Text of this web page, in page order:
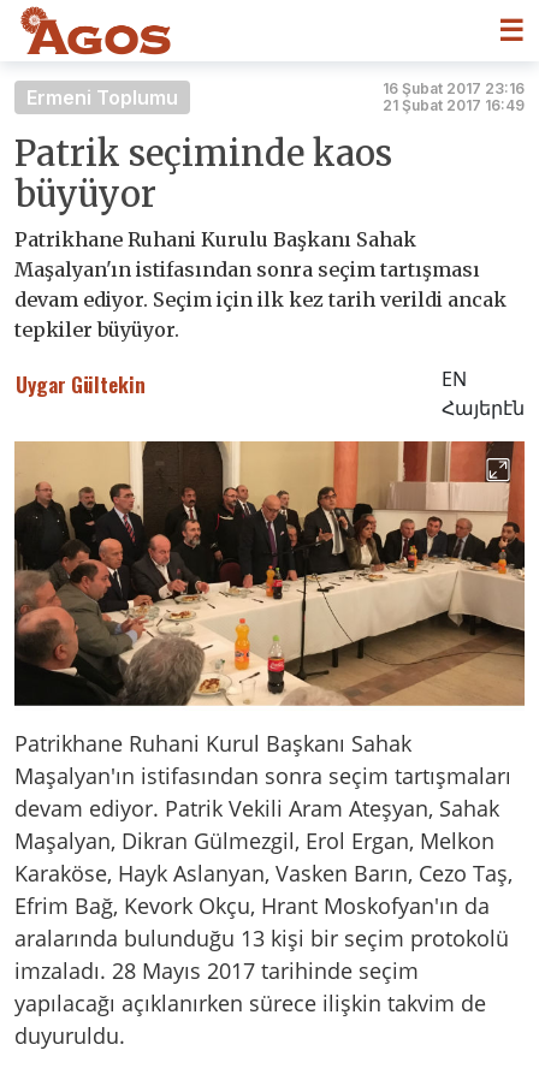
☰
Ermeni Toplumu
16 Şubat 2017 23:16
21 Şubat 2017 16:49
Patrik seçiminde kaos
büyüyor
Patrikhane Ruhani Kurulu Başkanı Sahak
Maşalyan'ın istifasından sonra seçim tartışması
devam ediyor. Seçim için ilk kez tarih verildi ancak
tepkiler büyüyor.
Uygar Gültekin
EN
Հայերէն
Patrikhane Ruhani Kurul Başkanı Sahak
Maşalyan'ın istifasından sonra seçim tartışmaları
devam ediyor. Patrik Vekili Aram Ateşyan, Sahak
Maşalyan, Dikran Gülmezgil, Erol Ergan, Melkon
Karaköse, Hayk Aslanyan, Vasken Barın, Cezo Taş,
Efrim Bağ, Kevork Okçu, Hrant Moskofyan'ın da
aralarında bulunduğu 13 kişi bir seçim protokolü
imzaladı. 28 Mayıs 2017 tarihinde seçim
yapılacağı açıklanırken sürece ilişkin takvim de
duyuruldu.